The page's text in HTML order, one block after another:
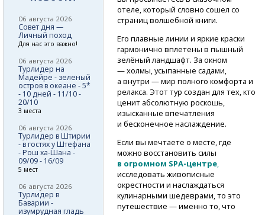
отеле, который словно сошел со
страниц волшебной книги.
Его плавные линии и яркие краски
гармонично вплетены в пышный
зелёный ландшафт. За окном
— холмы, усыпанные садами,
а внутри — мир полного комфорта и
релакса. Этот тур создан для тех, кто
ценит абсолютную роскошь,
изысканные впечатления
и бесконечное наслаждение.
Если вы мечтаете о месте, где
можно восстановить силы
в огромном SPA-центре,
исследовать живописные
окрестности и наслаждаться
кулинарными шедеврами, то это
путешествие — именно то, что
06 августа 2026
Совет дня —
Личный поход
Для нас это важно!
06 августа 2026
Турлидер на
Мадейре - зеленый
остров в океане - 5*
- 10 дней - 11/10 -
20/10
3 места
06 августа 2026
Турлидер в Штирии
- в гостях у Штефана
- Рош ха-Шана -
09/09 - 16/09
5 мест
06 августа 2026
Турлидер в
Баварии -
изумрудная гладь